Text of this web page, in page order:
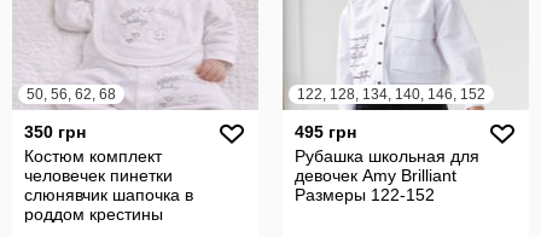
50, 56, 62, 68
350 грн
Костюм комплект
человечек пинетки
слюнявчик шапочка в
роддом крестины
122, 128, 134, 140, 146, 152
495 грн
Рубашка школьная для
девочек Amy Brilliant
Размеры 122-152